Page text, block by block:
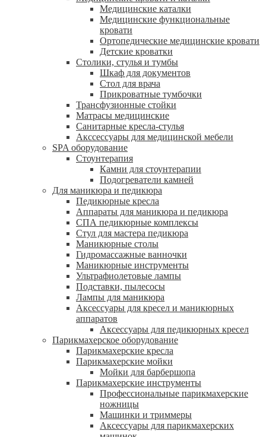
Медицинские каталки
Медицинские функциональные
кровати
Ортопедические медицинские кровати
Детские кроватки
Столики, стулья и тумбы
Шкаф для документов
Стол для врача
Прикроватные тумбочки
Трансфузионные стойки
Матрасы медицинские
Санитарные кресла-стулья
Акссессуары для медицинской мебели
SPA оборудование
Стоунтерапия
Камни для стоунтерапии
Подогреватели камней
Для маникюра и педикюра
Педикюрные кресла
Аппараты для маникюра и педикюра
СПА педикюрные комплексы
Стул для мастера педикюра
Маникюрные столы
Гидромассажные ванночки
Маникюрные инструменты
Ультрафиолетовые лампы
Подставки, пылесосы
Лампы для маникюра
Аксессуары для кресел и маникюрных
аппаратов
Аксессуары для педикюрных кресел
Парикмахерское оборудование
Парикмахерские кресла
Парикмахерские мойки
Мойки для барбершопа
Парикмахерские инструменты
Профессиональные парикмахерские
ножницы
Машинки и триммеры
Аксессуары для парикмахерских